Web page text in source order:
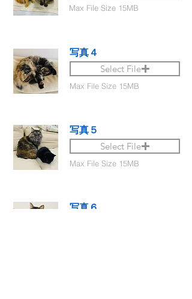
Max File Size 15MB
写真４
Select File
Max File Size 15MB
写真５
Select File
Max File Size 15MB
写真６